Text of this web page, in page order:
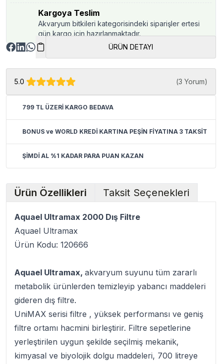
Kargoya Teslim
Akvaryum bitkileri kategorisindeki siparişler ertesi
gün kargo için hazırlanmaktadır.
ÜRÜN DETAYI
5.0 (3 Yorum)
799 TL ÜZERİ KARGO BEDAVA
BONUS ve WORLD KREDİ KARTINA PEŞİN FİYATINA 3 TAKSİT
ŞİMDİ AL %1 KADAR PARA PUAN KAZAN
Ürün Özellikleri Taksit Seçenekleri
Aquael Ultramax 2000 Dış Filtre
Aquael Ultramax
Ürün Kodu: 120666
Aquael Ultramax, akvaryum suyunu tüm zararlı
metabolik ürünlerden temizleyip yabancı maddeleri
gideren dış filtre.
UniMAX serisi filtre , yüksek performansı ve geniş
filtre ortamı hacmini birleştirir. Filtre sepetlerine
yerleştirilen uygun şekilde seçilmiş mekanik,
kimyasal ve biyolojik dolgu maddeleri, 700 litreye